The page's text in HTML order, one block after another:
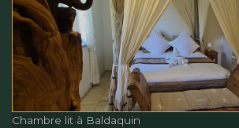
Chambre lit à Baldaquin
Chambre lit à Baldaquin